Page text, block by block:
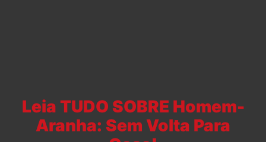
Leia TUDO SOBRE Homem-
Aranha: Sem Volta Para